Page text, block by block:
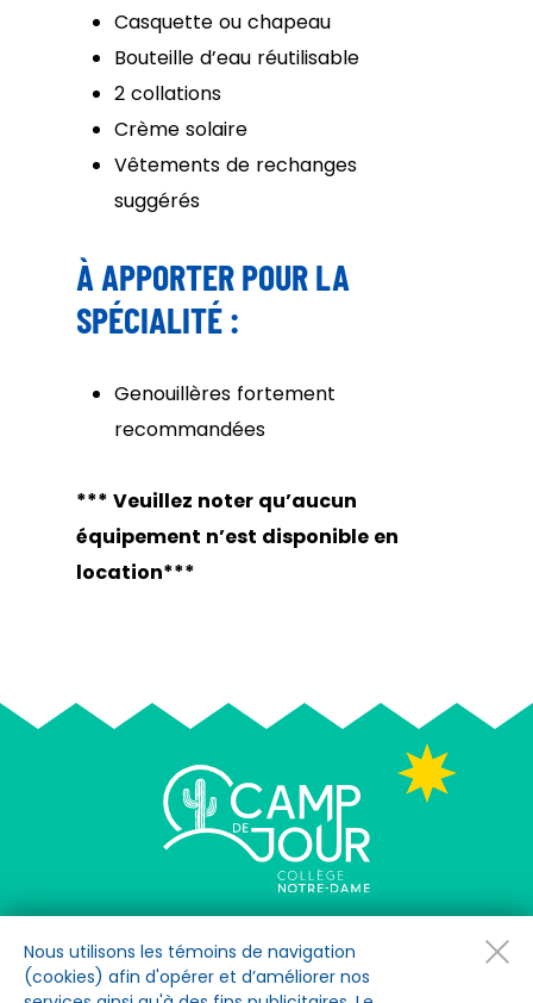
Casquette ou chapeau
Bouteille d’eau réutilisable
2 collations
Crème solaire
Vêtements de rechanges
suggérés
À APPORTER POUR LA
SPÉCIALITÉ :
Genouillères fortement
recommandées
*** Veuillez noter qu’aucun
équipement n’est disponible en
location***
Montréal (Québec) H3V 1A8
Nous utilisons les témoins de navigation
(cookies) afin d'opérer et d’améliorer nos